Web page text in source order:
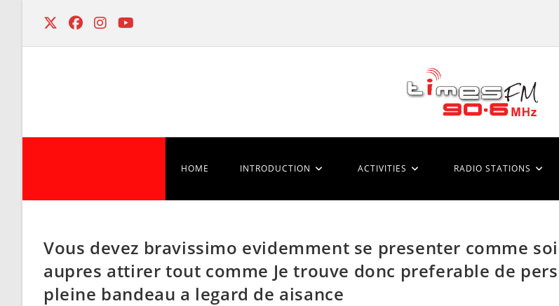
HOME INTRODUCTION ACTIVITIES RADIO STATIONS
Vous devez bravissimo evidemment se presenter comme
aupres attirer tout comme Je trouve donc preferable de
pleine bandeau a legard de aisance